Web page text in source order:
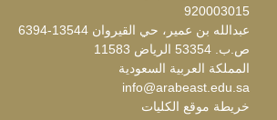
920003015
عبدالله بن عمير، حي القيروان 13544-6394
ص.ب. 53354 الرياض 11583
المملكة العربية السعودية
info@arabeast.edu.sa
خريطة موقع الكليات